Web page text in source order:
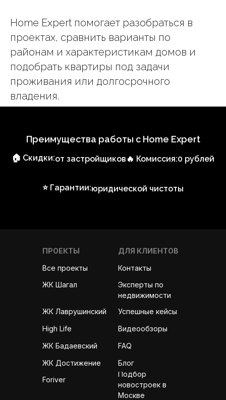
Home Expert помогает разобраться в
проектах, сравнить варианты по
районам и характеристикам домов и
подобрать квартиры под задачи
проживания или долгосрочного
владения.
Преимущества работы с Home Expert
🏠 Скидки:от застройщиков 🔥 Комиссия:0 рублей
⭐ Гарантии:юридической чистоты
ПРОЕКТЫ
ДЛЯ КЛИЕНТОВ
Контакты
Эксперты по
недвижимости
Успешные кейсы
Видеообзоры
FAQ
Блог
Подбор
новостроек в
Москве
Foriver
ЖК Достижение
ЖК Бадаевский
High Life
ЖК Лаврушинский
ЖК Шагал
Все проекты